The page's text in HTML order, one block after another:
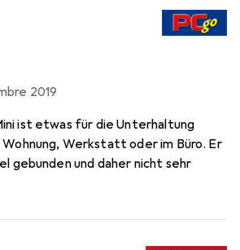
2019
ist etwas für die Unterhaltung
Werkstatt oder im Büro. Er
gebunden und daher nicht sehr